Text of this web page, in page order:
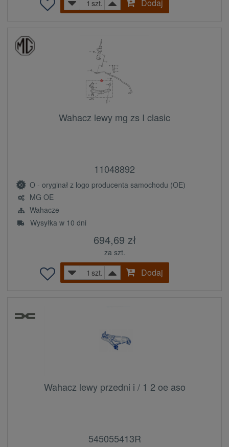
szt. Dodaj
Wahacz lewy mg zs I clasic
11048892
O - oryginał z logo producenta samochodu (OE)
MG OE
Wahacze
Wysyłka w 10 dni
694,69 zł
za szt.
szt.
Dodaj
Wahacz lewy przedni i / 1 2 oe aso
545055413R